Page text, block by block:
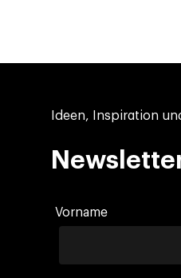
Ideen, Inspiration
Vorname